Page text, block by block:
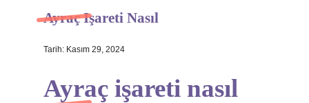
Hakkımızda
Ayraç Işareti Nasıl
Tarih: Kasım 29, 2024
Ayraç işareti nasıl